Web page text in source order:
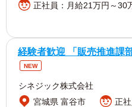
正社員：月給21万円～30
経験者歓迎 「販売推進課
NEW
シネジック株式会社
宮城県 富谷市
正